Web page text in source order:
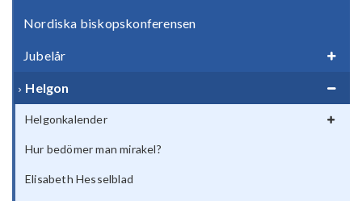
Nordiska biskopskonferensen
Jubelår
Helgon
Helgonkalender
Hur bedömer man mirakel?
Elisabeth Hesselblad